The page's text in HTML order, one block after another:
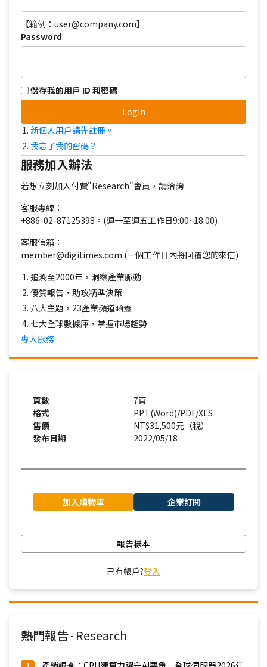
【範例：user@company.com】
Password
儲存我的用戶 ID 和密碼
Login
新個人用戶請先註冊。
我忘了我的密碼？
服務加入辦法
若想立刻加入付費"Research"會員，請洽詢
客服專線：
+886-02-87125398。(週一至週五工作日9:00~18:00)
客服信箱：
member@digitimes.com (一個工作日內將回覆您的來信)
追溯至2000年，洞察產業脈動
優質報告，助攻精準決策
八大主題，23產業頻道涵蓋
七大全球數據庫，掌握市場趨勢
專人服務
頁數
7頁
格式
PPT(Word)/PDF/XLS
售價
NT$31,500元（稅）
發布日期
2022/05/18
加入購物車 企業訂閱
報告樣本
己有帳戶?登入
熱門報告 - Research
1